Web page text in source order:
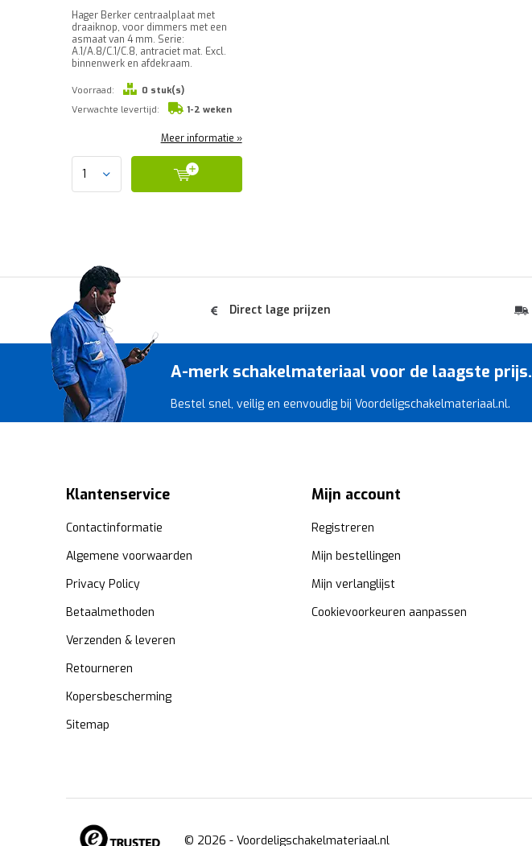
Hager Berker centraalplaat met
draaiknop, voor dimmers met een
asmaat van 4 mm. Serie:
A.1/A.8/C.1/C.8, antraciet mat. Excl.
binnenwerk en afdekraam.
Voorraad:
0 stuk(s)
Verwachte levertijd:
1-2 weken
Meer informatie »
Direct lage prijzen
A-merk schakelmateriaal voor de laagste prijs.
Bestel snel, veilig en eenvoudig bij Voordeligschakelmateriaal.nl.
Klantenservice
Contactinformatie
Algemene voorwaarden
Privacy Policy
Betaalmethoden
Verzenden & leveren
Retourneren
Kopersbescherming
Sitemap
Mijn account
Registreren
Mijn bestellingen
Mijn verlanglijst
Cookievoorkeuren aanpassen
© 2026 - Voordeligschakelmateriaal.nl